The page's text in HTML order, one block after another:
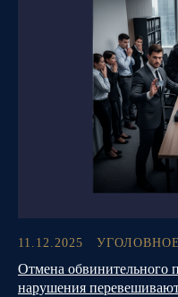
11.12.2025
Отмена обвинительного
нарушения